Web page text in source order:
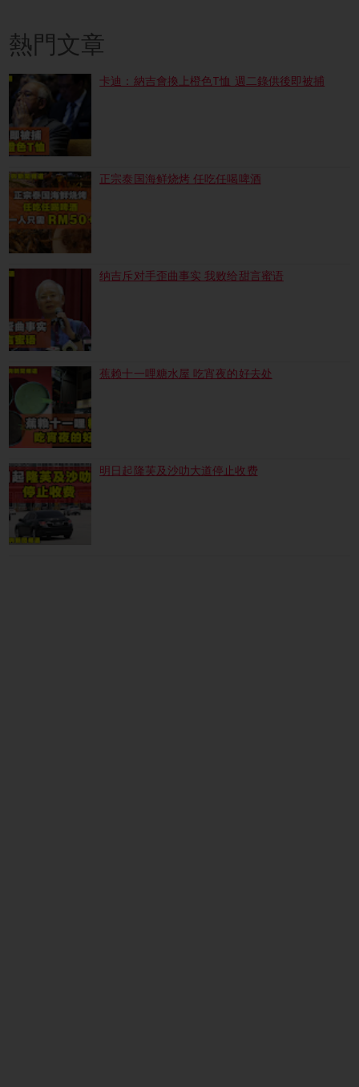
熱門文章
卡迪：納吉會換上橙色T恤 週二錄供後即被捕
正宗泰国海鲜烧烤 任吃任喝啤酒
纳吉斥对手歪曲事实 我败给甜言蜜语
蕉赖十一哩糖水屋 吃宵夜的好去处
明日起隆芙及沙叻大道停止收费